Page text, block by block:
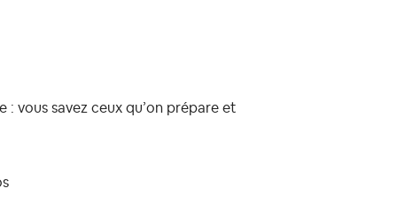
: vous savez ceux qu’on prépare et